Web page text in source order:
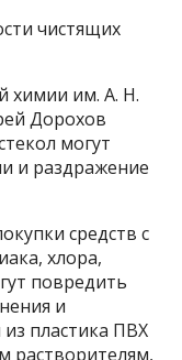
чистящих
химии им. А. Н.
Дорохов
могут
и раздражение
средств с
хлора,
повредить
и
пластика ПВХ
растворителям,